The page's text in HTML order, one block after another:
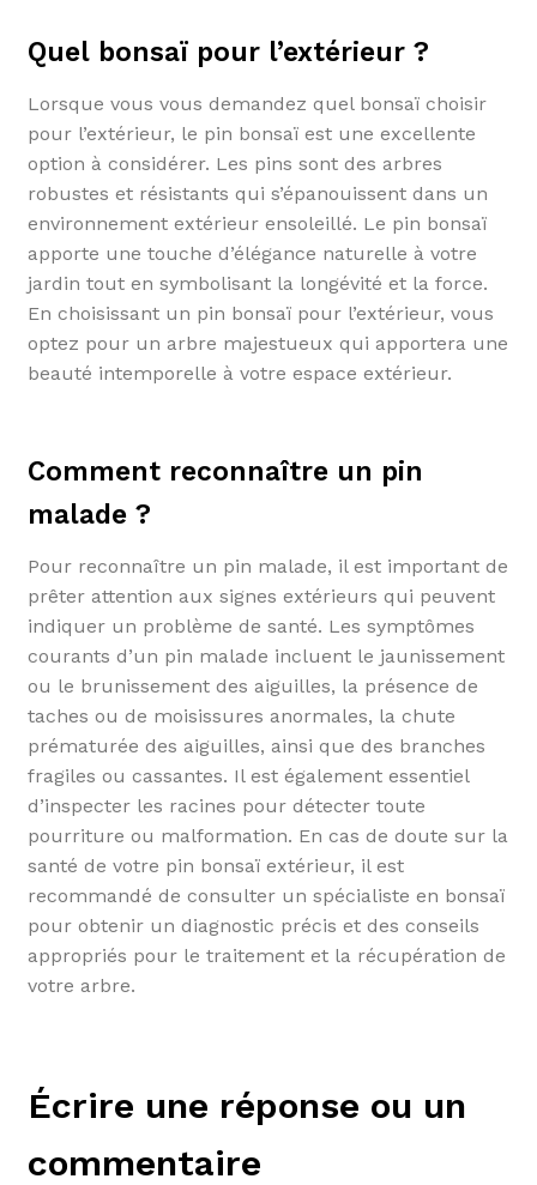
Quel bonsaï pour l’extérieur ?
Lorsque vous vous demandez quel bonsaï choisir
pour l’extérieur, le pin bonsaï est une excellente
option à considérer. Les pins sont des arbres
robustes et résistants qui s’épanouissent dans un
environnement extérieur ensoleillé. Le pin bonsaï
apporte une touche d’élégance naturelle à votre
jardin tout en symbolisant la longévité et la force.
En choisissant un pin bonsaï pour l’extérieur, vous
optez pour un arbre majestueux qui apportera une
beauté intemporelle à votre espace extérieur.
Comment reconnaître un pin
malade ?
Pour reconnaître un pin malade, il est important de
prêter attention aux signes extérieurs qui peuvent
indiquer un problème de santé. Les symptômes
courants d’un pin malade incluent le jaunissement
ou le brunissement des aiguilles, la présence de
taches ou de moisissures anormales, la chute
prématurée des aiguilles, ainsi que des branches
fragiles ou cassantes. Il est également essentiel
d’inspecter les racines pour détecter toute
pourriture ou malformation. En cas de doute sur la
santé de votre pin bonsaï extérieur, il est
recommandé de consulter un spécialiste en bonsaï
pour obtenir un diagnostic précis et des conseils
appropriés pour le traitement et la récupération de
votre arbre.
Écrire une réponse ou un
commentaire